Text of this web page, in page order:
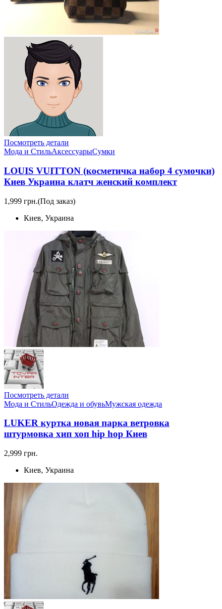
Посмотреть детали
Мода и СтильАксессуарыСумки
LOUIS VUITTON (косметичка набор 4 сумочки)
Киев Украина клатч женский комплект
1,999 грн.(Под заказ)
Киев, Украина
Посмотреть детали
Мода и СтильОдежда и обувьМужская одежда
LUKER куртка новая парка ветровка
штурмовка хип хоп hip hop Киев
2,999 грн.
Киев, Украина